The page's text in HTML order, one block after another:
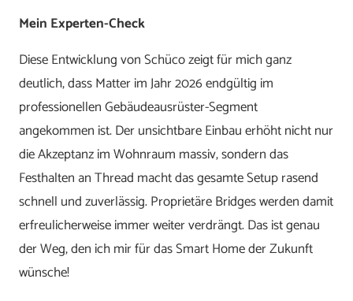
Mein Experten-Check
Diese Entwicklung von Schüco zeigt für mich ganz
deutlich, dass Matter im Jahr 2026 endgültig im
professionellen Gebäudeausrüster-Segment
angekommen ist. Der unsichtbare Einbau erhöht nicht nur
die Akzeptanz im Wohnraum massiv, sondern das
Festhalten an Thread macht das gesamte Setup rasend
schnell und zuverlässig. Proprietäre Bridges werden damit
erfreulicherweise immer weiter verdrängt. Das ist genau
der Weg, den ich mir für das Smart Home der Zukunft
wünsche!